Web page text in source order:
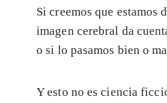
Si creemos que estamos
imagen cerebral da
o si lo pasamos bien o
Y esto no es ciencia